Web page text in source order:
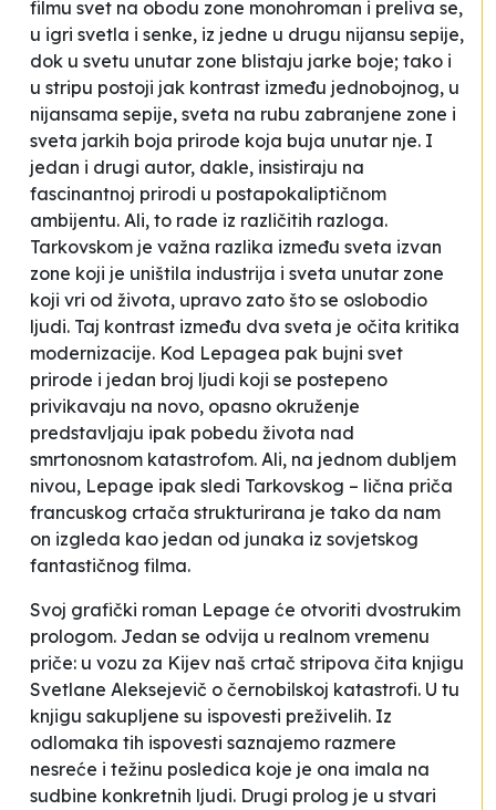
filmu svet na obodu zone monohroman i preliva se,
u igri svetla i senke, iz jedne u drugu nijansu sepije,
dok u svetu unutar zone blistaju jarke boje; tako i
u stripu postoji jak kontrast između jednobojnog, u
nijansama sepije, sveta na rubu zabranjene zone i
sveta jarkih boja prirode koja buja unutar nje. I
jedan i drugi autor, dakle, insistiraju na
fascinantnoj prirodi u postapokaliptičnom
ambijentu. Ali, to rade iz različitih razloga.
Tarkovskom je važna razlika između sveta izvan
zone koji je uništila industrija i sveta unutar zone
koji vri od života, upravo zato što se oslobodio
ljudi. Taj kontrast između dva sveta je očita kritika
modernizacije. Kod Lepagea pak bujni svet
prirode i jedan broj ljudi koji se postepeno
privikavaju na novo, opasno okruženje
predstavljaju ipak pobedu života nad
smrtonosnom katastrofom. Ali, na jednom dubljem
nivou, Lepage ipak sledi Tarkovskog – lična priča
francuskog crtača strukturirana je tako da nam
on izgleda kao jedan od junaka iz sovjetskog
fantastičnog filma.
Svoj grafički roman Lepage će otvoriti dvostrukim
prologom. Jedan se odvija u realnom vremenu
priče: u vozu za Kijev naš crtač stripova čita knjigu
Svetlane Aleksejevič o černobilskoj katastrofi. U tu
knjigu sakupljene su ispovesti preživelih. Iz
odlomaka tih ispovesti saznajemo razmere
nesreće i težinu posledica koje je ona imala na
sudbine konkretnih ljudi. Drugi prolog je u stvari